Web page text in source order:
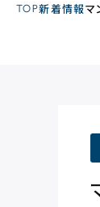
TOP新着情報マ